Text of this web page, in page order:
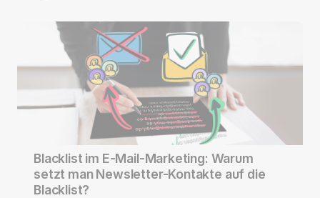
Blacklist im E-Mail-Marketing: Warum
setzt man Newsletter-Kontakte auf die
Blacklist?